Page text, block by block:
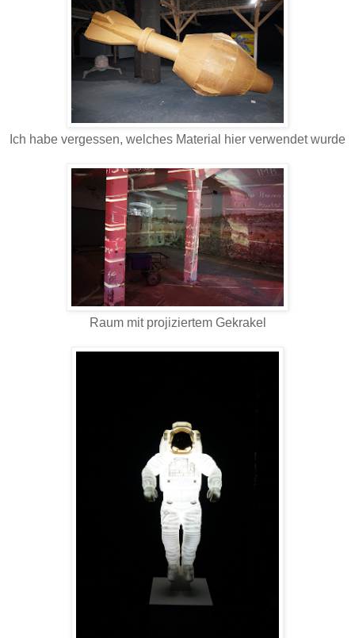
Ich habe vergessen, welches Material hier verwendet wurde
Raum mit projiziertem Gekrakel